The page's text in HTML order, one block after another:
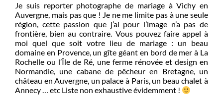
Je suis reporter photographe de mariage à Vichy en
Auvergne, mais pas que ! Je ne me limite pas à une seule
région, cette passion que j’ai pour l’image n’a pas de
frontière, bien au contraire. Vous pouvez faire appel à
moi quel que soit votre lieu de mariage : un beau
domaine en Provence, un gîte géant en bord de mer à La
Rochelle ou l’Île de Ré, une ferme rénovée et design en
Normandie, une cabane de pêcheur en Bretagne, un
château en Auvergne, un palace à Paris, un beau chalet à
Annecy … etc Liste non exhaustive évidemment !